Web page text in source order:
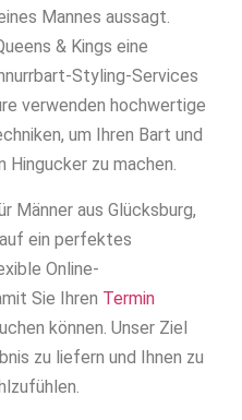
Mannes aussagt.
& Kings eine
Styling-Services
verwenden hochwertige
um Ihren Bart und
Hingucker zu machen.
Männer aus Glücksburg,
ein perfektes
Online-
Sie Ihren Termin
können. Unser Ziel
zu liefern und Ihnen zu